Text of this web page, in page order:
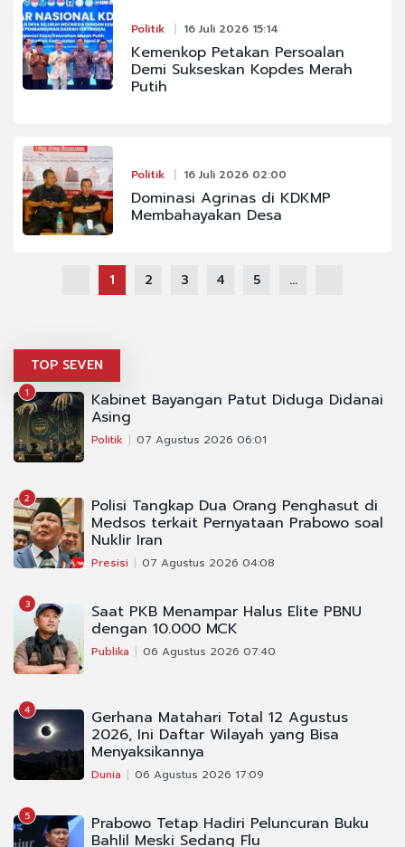
Politik 16 Juli 2026 15:14
Kemenkop Petakan Persoalan
Demi Sukseskan Kopdes Merah
Putih
Politik 16 Juli 2026 02:00
Dominasi Agrinas di KDKMP
Membahayakan Desa
1 2 3 4 5 ...
TOP SEVEN
1 Kabinet Bayangan Patut Diduga Didanai
Asing
Politik 07 Agustus 2026 06:01
2 Polisi Tangkap Dua Orang Penghasut di
Medsos terkait Pernyataan Prabowo soal
Nuklir Iran
Presisi 07 Agustus 2026 04:08
3 Saat PKB Menampar Halus Elite PBNU
dengan 10.000 MCK
Publika 06 Agustus 2026 07:40
4 Gerhana Matahari Total 12 Agustus
2026, Ini Daftar Wilayah yang Bisa
Menyaksikannya
Dunia 06 Agustus 2026 17:09
5 Prabowo Tetap Hadiri Peluncuran Buku
Bahlil Meski Sedang Flu